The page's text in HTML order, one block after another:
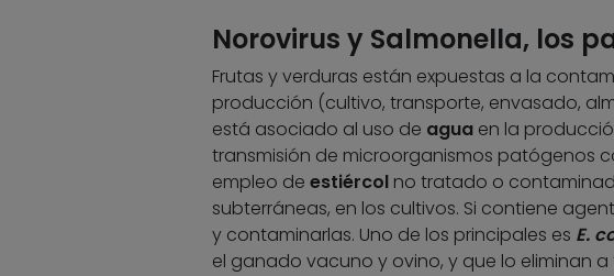
Norovirus y Salmonella, los
Frutas y verduras están expuestas a la
producción (cultivo, transporte, envasado,
está asociado al uso de aguaen la
transmisión de microorganismos patógenos
empleo de estiércolno tratado o
subterráneas, en los cultivos. Si contiene
y contaminarlas. Uno de los principales es E.
el ganado vacuno y ovino, y que lo eliminan a